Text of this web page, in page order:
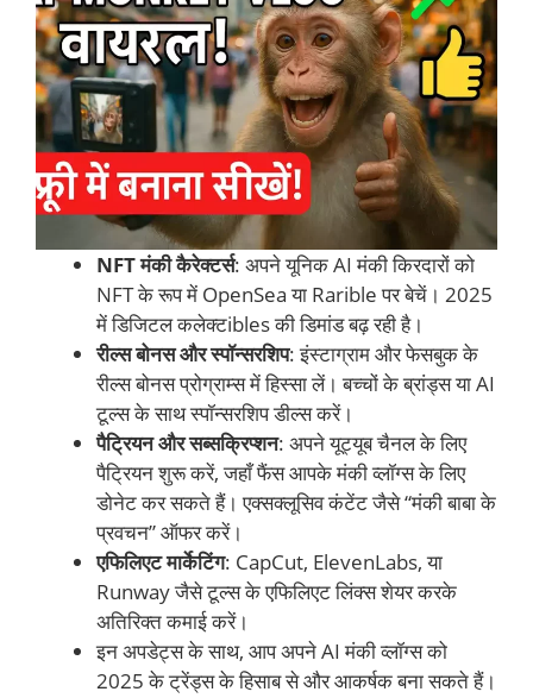
NFT मंकी कैरेक्टर्स: अपने यूनिक AI मंकी किरदारों को
NFT के रूप में OpenSea या Rarible पर बेचें। 2025
में डिजिटल कलेक्टibles की डिमांड बढ़ रही है।
रील्स बोनस और स्पॉन्सरशिप: इंस्टाग्राम और फेसबुक के
रील्स बोनस प्रोग्राम्स में हिस्सा लें। बच्चों के ब्रांड्स या AI
टूल्स के साथ स्पॉन्सरशिप डील्स करें।
पैट्रियन और सब्सक्रिप्शन: अपने यूट्यूब चैनल के लिए
पैट्रियन शुरू करें, जहाँ फैंस आपके मंकी व्लॉग्स के लिए
डोनेट कर सकते हैं। एक्सक्लूसिव कंटेंट जैसे “मंकी बाबा के
प्रवचन” ऑफर करें।
एफिलिएट मार्केटिंग: CapCut, ElevenLabs, या
Runway जैसे टूल्स के एफिलिएट लिंक्स शेयर करके
अतिरिक्त कमाई करें।
इन अपडेट्स के साथ, आप अपने AI मंकी व्लॉग्स को
2025 के ट्रेंड्स के हिसाब से और आकर्षक बना सकते हैं।